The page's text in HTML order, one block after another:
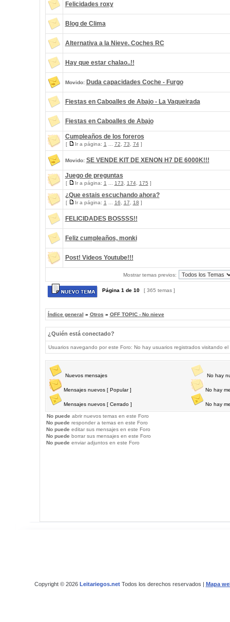
Felicidades roxy
Blog de Clima
Alternativa a la Nieve. Coches RC
Hay que estar chalao..!!
Movido: Duda capacidades Coche - Furgo
Fiestas en Caboalles de Abajo - La Vaqueirada
Fiestas en Caboalles de Abajo
Cumpleaños de los foreros
[ Ir a página: 1 72 73 74]
Movido: SE VENDE KIT DE XENON H7 DE 6000K!!!
Juego de preguntas
[ Ir a página: 1 173 174, 175 ]
¿Que estais escuchando ahora?
[ Ir a página: 1 16 17 18 ]
FELICIDADES BOSSSS!!
Feliz cumpleaños, monki
Post! Videos Youtube!!!
Mostrar temas previos:
Página 1 de 10 [ 365 temas ]
Índice general » Otros » OFF TOPIC - No nieve
¿Quién está conectado?
Usuarios navegando por este Foro: No hay usuarios registrados visitando
Nuevos mensajes
Mensajes nuevos [ Popular ]
Mensajes nuevos [ Cerrado ]
No hay
No hay
No hay
No puede abrir nuevos temas en este Foro
No puede responder a temas en este Foro
No puede editar sus mensajes en este Foro
No puede borrar sus mensajes en este Foro
No puede enviar adjuntos en este Foro
Copyright © 2026 Leitariegos.netTodos los derechos reservados | Mapa